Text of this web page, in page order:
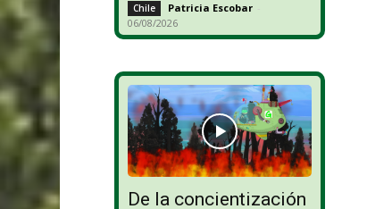
Chile Patricia Escobar -
06/08/2026
De la concientización